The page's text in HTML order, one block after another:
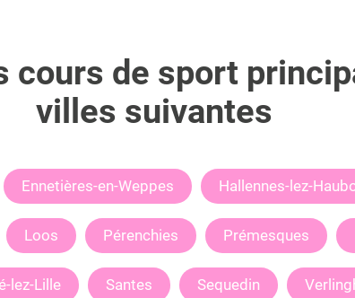
cours de sport
villes suivantes
Ennetières-en-Weppes Hallennes-lez-
Loos Pérenchies Prémesques
lez-Lille Santes Sequedin